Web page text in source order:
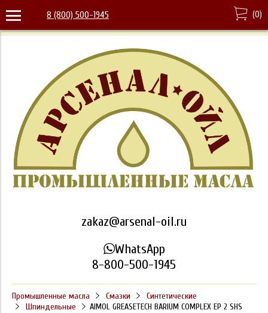
8 (800) 500-1945 (0)
zakaz@arsenal-oil.ru
WhatsApp
8-800-500-1945
Промышленные масла Смазки
Синтетические
Шпиндельные
AIMOL GREASETECH BARIUM COMPLEX EP 2 SHS